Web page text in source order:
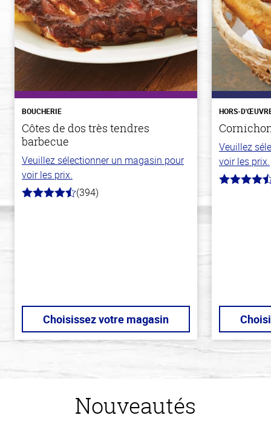
BOUCHERIE
Côtes de dos très tendres
barbecue
Veuillez sélectionner un magasin pour
voir les prix.
4.7
(394)
Choisissez votre magasin
HORS-
Veuillez
voir les prix.
4.1
Nouveautés